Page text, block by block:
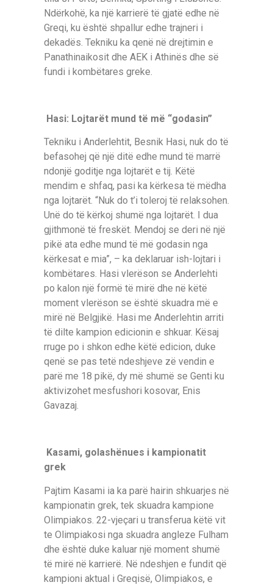
Ndërkohë, ka një karrierë të gjatë edhe në
Greqi, ku është shpallur edhe trajneri i
dekadës. Tekniku ka qenë në drejtimin e
Panathinaikosit dhe AEK i Athinës dhe së
fundi i kombëtares greke.
Hasi: Lojtarët mund të më “godasin”
Tekniku i Anderlehtit, Besnik Hasi, nuk do të
befasohej që një ditë edhe mund të marrë
ndonjë goditje nga lojtarët e tij. Këtë
mendim e shfaq, pasi ka kërkesa të mëdha
nga lojtarët. “Nuk do t’i toleroj të relaksohen.
Unë do të kërkoj shumë nga lojtarët. I dua
gjithmonë të freskët. Mendoj se deri në një
pikë ata edhe mund të më godasin nga
kërkesat e mia”, – ka deklaruar ish-lojtari i
kombëtares. Hasi vlerëson se Anderlehti
po kalon një formë të mirë dhe në këtë
moment vlerëson se është skuadra më e
mirë në Belgjikë. Hasi me Anderlehtin arriti
të dilte kampion edicionin e shkuar. Kësaj
rruge po i shkon edhe këtë edicion, duke
qenë se pas tetë ndeshjeve zë vendin e
parë me 18 pikë, dy më shumë se Genti ku
aktivizohet mesfushori kosovar, Enis
Gavazaj.
Kasami, golashënues i kampionatit
grek
Pajtim Kasami ia ka parë hairin shkuarjes në
kampionatin grek, tek skuadra kampione
Olimpiakos. 22-vjeçari u transferua këtë vit
te Olimpiakosi nga skuadra angleze Fulham
dhe është duke kaluar një moment shumë
të mirë në karrierë. Në ndeshjen e fundit që
kampioni aktual i Greqisë, Olimpiakos, e